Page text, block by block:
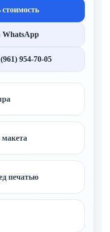
стоимость
WhatsApp
954-70-05
макета
печатью